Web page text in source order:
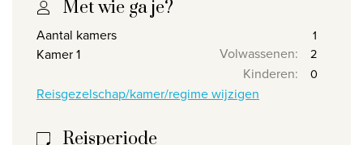
Dhigali Resort Maldives
SALT of Palmar Mauritius
Over Travelworld
Met wie ga je?
Aantal kamers
Kamer 1
Volwassenen:
Kinderen:
Reisgezelschap/kamer/regime wijzigen
Reisperiode